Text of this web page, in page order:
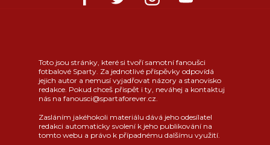
Toto jsou stránky, které si tvoří samotní fanoušci
fotbalové Sparty. Za jednotlivé příspěvky odpovídá
jejich autor a nemusí vyjadřovat názory a stanovisko
redakce. Pokud chceš přispět i ty, neváhej a kontaktuj
nás na fanousci@spartaforever.cz.
Zasláním jakéhokoli materiálu dává jeho odesílatel
redakci automaticky svolení k jeho publikování na
tomto webu a právo k případnému dalšímu využití.